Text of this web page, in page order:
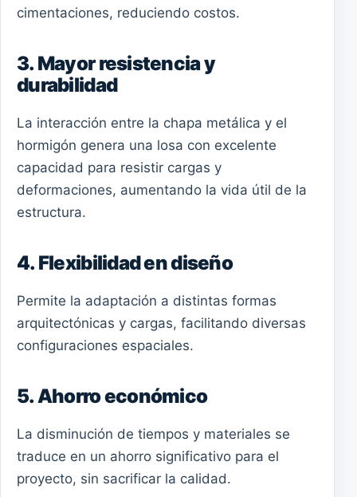
cimentaciones, reduciendo costos.
3. Mayor resistencia y
durabilidad
La interacción entre la chapa metálica y el
hormigón genera una losa con excelente
capacidad para resistir cargas y
deformaciones, aumentando la vida útil de la
estructura.
4. Flexibilidad en diseño
Permite la adaptación a distintas formas
arquitectónicas y cargas, facilitando diversas
configuraciones espaciales.
5. Ahorro económico
La disminución de tiempos y materiales se
traduce en un ahorro significativo para el
proyecto, sin sacrificar la calidad.